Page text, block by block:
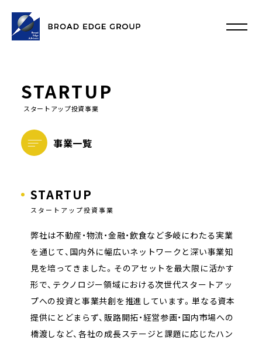
STARTUP
スタートアップ投資事業
事業一覧
STARTUP
スタートアップ投資事業
弊社は不動産・物流・金融・飲食など多岐にわたる実業
を通じて、国内外に幅広いネットワークと深い事業知
見を培ってきました。そのアセットを最大限に活かす
形で、テクノロジー領域における次世代スタートアッ
プへの投資と事業共創を推進しています。単なる資本
提供にとどまらず、販路開拓・経営参画・国内市場への
橋渡しなど、各社の成長ステージと課題に応じたハン